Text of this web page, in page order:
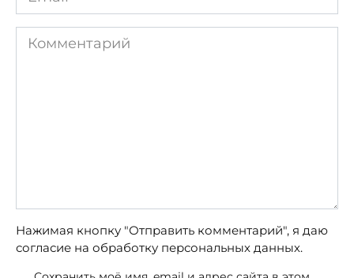
*
Комментарий
Нажимая кнопку "Отправить комментарий", я даю
согласие на обработку персональных данных.